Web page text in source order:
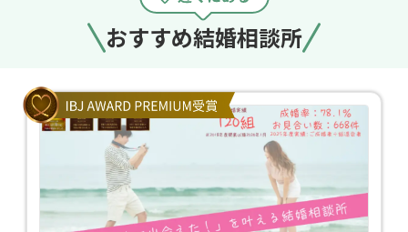
おすすめ結婚相談所